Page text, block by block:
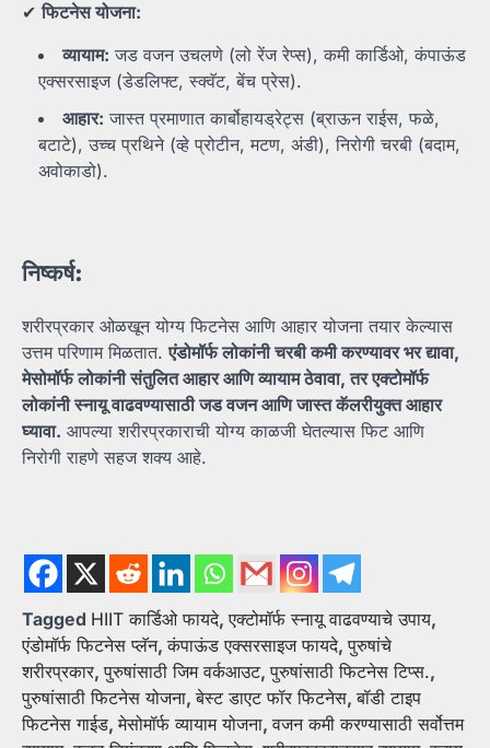
✔फिटनेसयोजना:
व्यायाम: जड वजन उचलणे (लो रेंज रेप्स), कमी कार्डिओ, कंपाऊंड
एक्सरसाइज (डेडलिफ्ट, स्क्वॅट, बेंच प्रेस).
आहार: जास्त प्रमाणात कार्बोहायड्रेट्स (ब्राऊन राईस, फळे,
बटाटे), उच्च प्रथिने (व्हे प्रोटीन, मटण, अंडी), निरोगी चरबी (बदाम,
अवोकाडो).
निष्कर्ष:
शरीरप्रकार ओळखून योग्य फिटनेस आणि आहार योजना तयार केल्यास
उत्तम परिणाम मिळतात.एंडोमॉर्फलोकांनीचरबीकमीकरण्यावरभरद्यावा,
मेसोमॉर्फलोकांनीसंतुलितआहारआणिव्यायामठेवावा,तरएक्टोमॉर्फ
लोकांनीस्नायूवाढवण्यासाठीजडवजनआणिजास्तकॅलरीयुक्तआहार
घ्यावा. आपल्या शरीरप्रकाराची योग्य काळजी घेतल्यास फिट आणि
निरोगी राहणे सहज शक्य आहे.
Tagged HIIT कार्डिओ फायदे,एक्टोमॉर्फ स्नायू वाढवण्याचे उपाय,
एंडोमॉर्फ फिटनेस प्लॅन,कंपाऊंड एक्सरसाइज फायदे,पुरुषांचे
शरीरप्रकार,पुरुषांसाठी जिम वर्कआउट,पुरुषांसाठी फिटनेस टिप्स.,
पुरुषांसाठी फिटनेस योजना,बेस्ट डाएट फॉर फिटनेस,बॉडी टाइप
फिटनेस गाईड,मेसोमॉर्फ व्यायाम योजना,वजन कमी करण्यासाठी सर्वोत्तम